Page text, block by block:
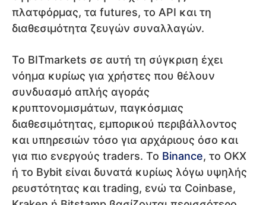
πλατφόρμας, τα futures, το API και τη
διαθεσιμότητα ζευγών συναλλαγών.
Το BITmarkets σε αυτή τη σύγκριση έχει
νόημα κυρίως για χρήστες που θέλουν
συνδυασμό απλής αγοράς
κρυπτονομισμάτων, παγκόσμιας
διαθεσιμότητας, εμπορικού περιβάλλοντος
και υπηρεσιών τόσο για αρχάριους όσο και
για πιο ενεργούς traders. Το Binance, το OKX
ή το Bybit είναι δυνατά κυρίως λόγω υψηλής
ρευστότητας και trading, ενώ τα Coinbase,